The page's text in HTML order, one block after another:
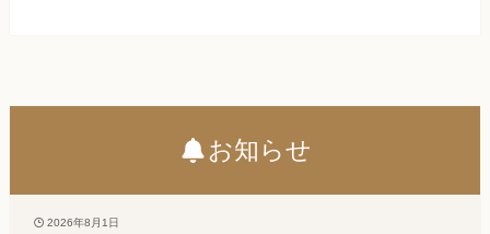
お知らせ
2026年8月1日